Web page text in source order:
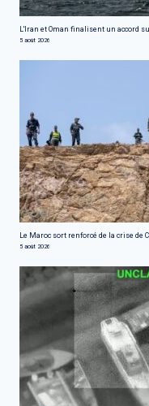
L'Iran et Oman finalisent un accord
5 août 2026
Le Maroc sort renforcé de la crise de
5 août 2026